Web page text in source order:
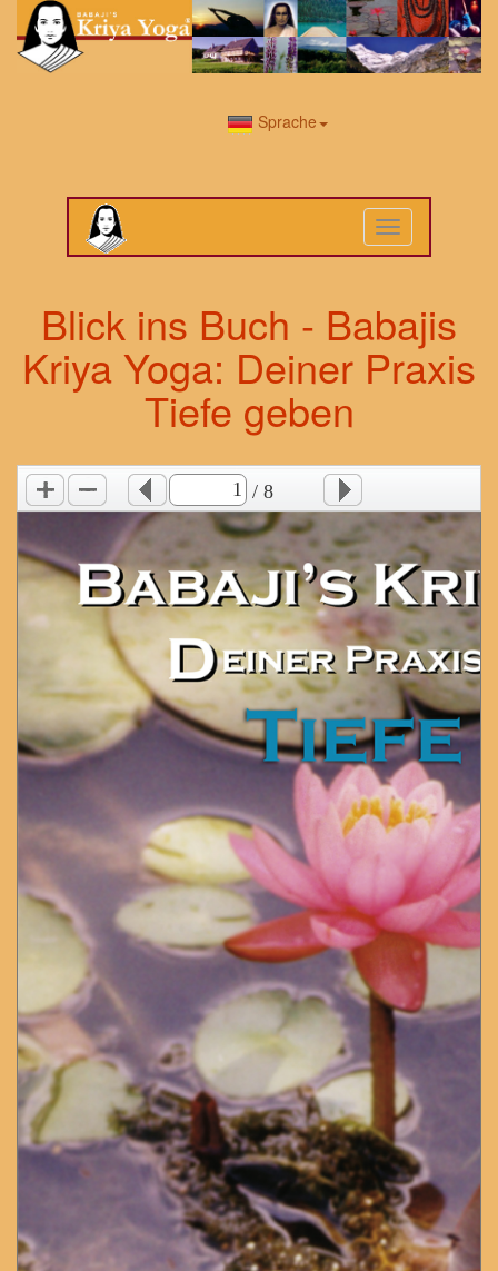
Sprache
Toggle
navigation
Blick ins Buch - Babajis
Kriya Yoga: Deiner Praxis
Tiefe geben
/ 8